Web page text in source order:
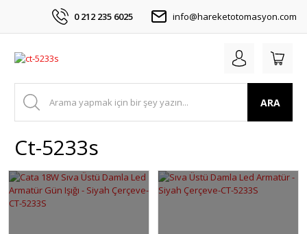
0 212 235 6025 info@hareketotomasyon.com
ARA
Ct-5233s